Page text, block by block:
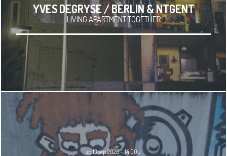
YVES DEGRYSE / BERLIN & NTGENT
LIVING APARTMENT TOGETHER
zo 13 sep 2026 - 14.00u